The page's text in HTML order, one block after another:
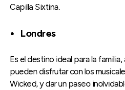
Capilla Sixtina.
Londres
Es el destino ideal para la
pueden disfrutar con los
Wicked, y dar un paseo